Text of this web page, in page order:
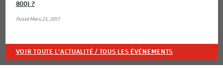
800) ?
Posté Mars 23, 2017
VOIR TOUTE L'ACTUALITÉ / TOUS LES ÉVÉNEMENTS